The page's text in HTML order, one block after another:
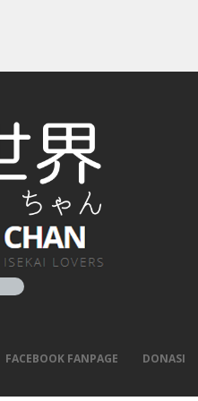
FACEBOOK FANPAGE DONASI